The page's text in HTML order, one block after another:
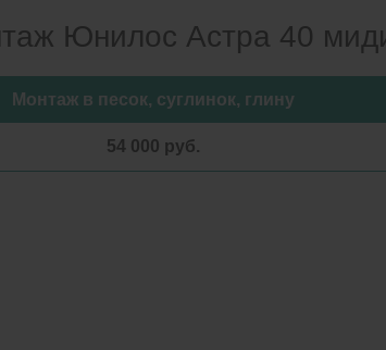
Юнилос Астра 40
Монтаж в песок, суглинок, глину
54 000 руб.